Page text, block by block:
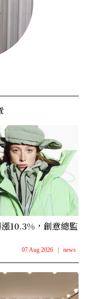
10.3%，創意總監
07 Aug 2026 | news